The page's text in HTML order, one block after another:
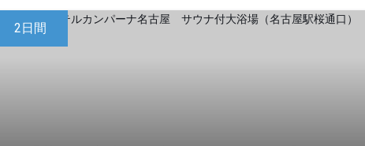
2日間